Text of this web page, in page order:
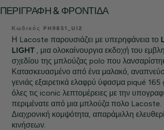
ΠΕΡΙΓΡΑΦΉ & ΦΡΟΝΤΊΔΑ
Κωδικός PH9851_UI2
Η Lacoste παρουσιάζει με υπερηφάνεια το
LIGHT, μια ολοκαίνουργια εκδοχή του
σχεδίου της μπλούζας polo που
Κατασκευασμένο από ένα μαλακό,
γενιάς εξαιρετικά ελαφρύ ύφασμα piqué 165
όλες τις iconic λεπτομέρειες με την
περιμένατε από μια μπλούζα πολο Lacoste.
Διαχρονική κομψότητα, απαράμιλλη
κινήσεων.